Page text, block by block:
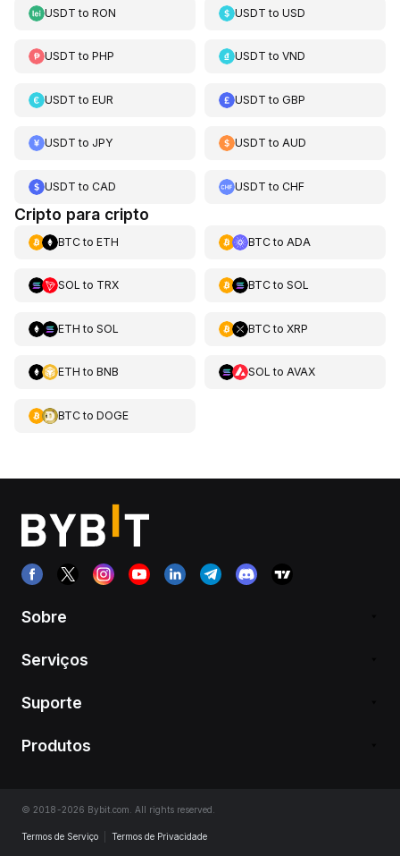
USDT to RON USDT toUSD
USDT to PHP USDT toVND
USDT to EUR USDT toGBP
USDT to JPY USDT toAUD
USDT to CAD USDT toCHF
Cripto para cripto
BTCto ETH BTCto ADA
SOL to TRX BTCto SOL
ETH to SOL BTCto XRP
ETH to BNB SOL to AVAX
BTCto DOGE
Sobre
Serviços
Suporte
Produtos
© 2018-2026 Bybit.com. All rights reserved.
Termos de Serviço Termos de Privacidade